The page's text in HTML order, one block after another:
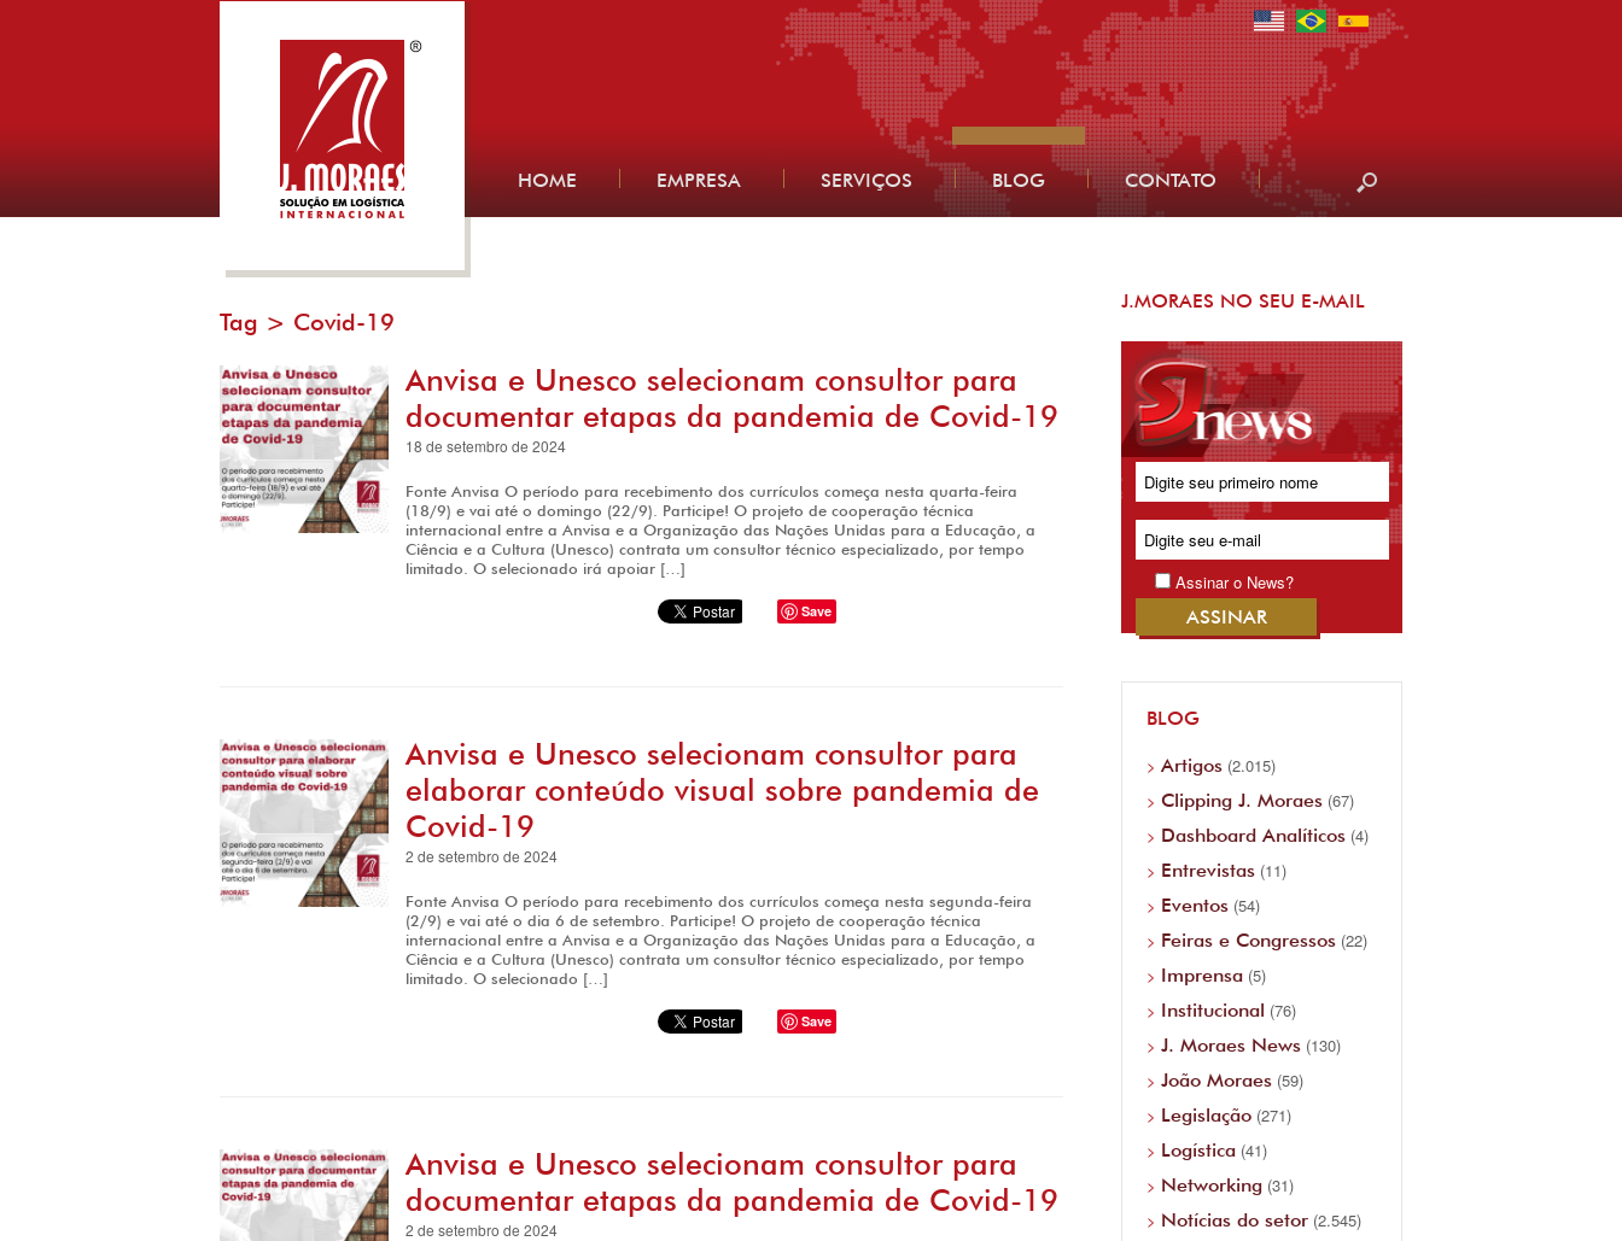
HOME EMPRESA SERVIÇOS BLOG CONTATO
Tag > Covid-19
Anvisa e Unesco selecionam consultor para
documentar etapas da pandemia de Covid-19
18 de setembro de 2024
Fonte Anvisa O período para recebimento dos currículos começa nesta quarta-feira
(18/9) e vai até o domingo (22/9). Participe! O projeto de cooperação técnica
internacional entre a Anvisa e a Organização das Nações Unidas para a Educação, a
Ciência e a Cultura (Unesco) contrata um consultor técnico especializado, por tempo
limitado. O selecionado irá apoiar […]
Save
Anvisa e Unesco selecionam consultor para
elaborar conteúdo visual sobre pandemia de
Covid-19
2 de setembro de 2024
Fonte Anvisa O período para recebimento dos currículos começa nesta segunda-feira
(2/9) e vai até o dia 6 de setembro. Participe! O projeto de cooperação técnica
internacional entre a Anvisa e a Organização das Nações Unidas para a Educação, a
Ciência e a Cultura (Unesco) contrata um consultor técnico especializado, por tempo
limitado. O selecionado […]
Save
Anvisa e Unesco selecionam consultor para
documentar etapas da pandemia de Covid-19
2 de setembro de 2024
J.MORAES NO SEU E-MAIL
Assinar o News?
BLOG
Artigos (2.015)
Clipping J. Moraes (67)
Dashboard Analíticos (4)
Entrevistas (11)
Eventos (54)
Feiras e Congressos (22)
Imprensa (5)
Institucional (76)
J. Moraes News (130)
João Moraes (59)
Legislação (271)
Logística (41)
Networking (31)
Notícias do setor (2.545)